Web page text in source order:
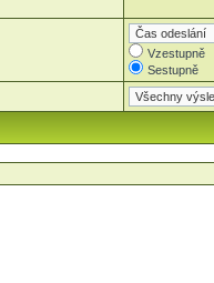
Vzestupně
Sestupně